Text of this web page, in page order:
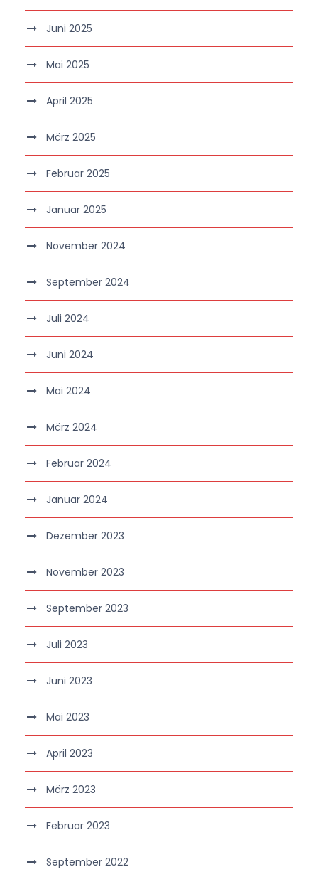
Juni 2025
Mai 2025
April 2025
März 2025
Februar 2025
Januar 2025
November 2024
September 2024
Juli 2024
Juni 2024
Mai 2024
März 2024
Februar 2024
Januar 2024
Dezember 2023
November 2023
September 2023
Juli 2023
Juni 2023
Mai 2023
April 2023
März 2023
Februar 2023
September 2022